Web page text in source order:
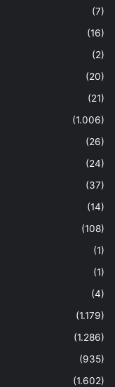
(7)
(16)
(2)
(20)
(21)
(1.006)
(26)
(24)
(37)
(14)
(108)
(1)
(1)
(4)
(1.179)
(1.286)
(935)
(1.602)